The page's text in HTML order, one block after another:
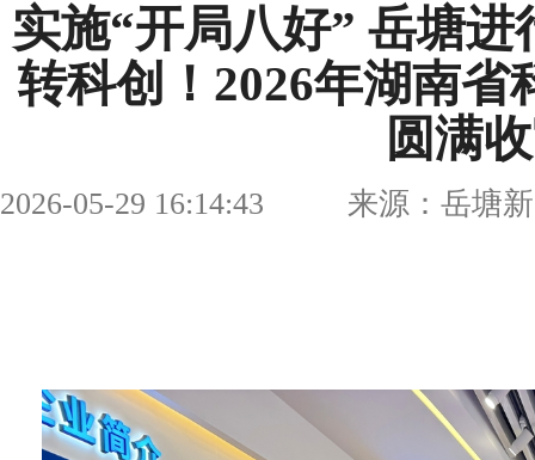
实施“开局八好” 岳塘
转科创！2026年湖南省
圆满
2026-05-29 16:14:43 来源：岳塘新